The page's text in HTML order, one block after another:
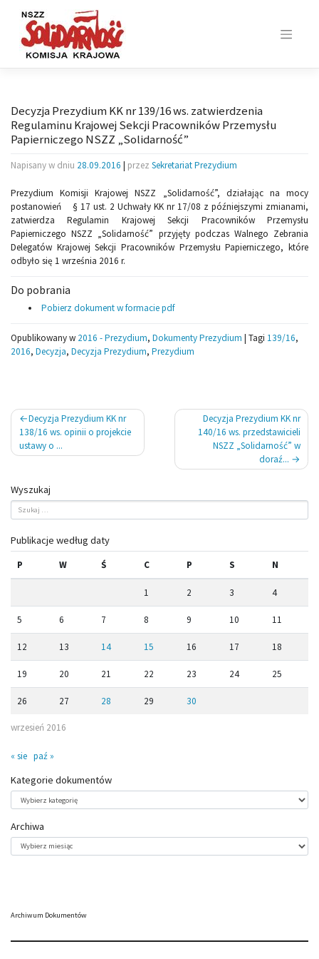
content
Decyzja Prezydium KK nr 139/16 ws. zatwierdzenia
Regulaminu Krajowej Sekcji Pracowników Przemysłu
Papierniczego NSZZ „Solidarność”
Napisany w dniu 28.09.2016 | przez Sekretariat Prezydium
Prezydium Komisji Krajowej NSZZ „Solidarność”, działając na mocy
postanowień § 17 ust. 2 Uchwały KK nr 17/08 z późniejszymi zmianami,
zatwierdza Regulamin Krajowej Sekcji Pracowników Przemysłu
Papierniczego NSZZ „Solidarność” przyjęty podczas Walnego Zebrania
Delegatów Krajowej Sekcji Pracowników Przemysłu Papierniczego, które
odbyło się 1 września 2016 r.
Do pobrania
Pobierz dokument w formacie pdf
Opublikowany w 2016 - Prezydium, Dokumenty Prezydium | Tagi 139/16,
2016, Decyzja, Decyzja Prezydium, Prezydium
Nawigacja
wpisu
Decyzja Prezydium KK nr
138/16 ws. opinii o projekcie
ustawy o ...
Decyzja Prezydium KK nr
140/16 ws. przedstawicieli
NSZZ „Solidarność” w
doraź...
Wyszukaj
Publikacje według daty
wrzesień 2016
P W Ś C P S N
1 2 3 4
5 6 7 8 9 10 11
12 13 14 15 16 17 18
19 20 21 22 23 24 25
26 27 28 29 30
« sie paź »
Kategorie dokumentów
dokumentów
Archiwa
Archiwa
Archiwum Dokumentów